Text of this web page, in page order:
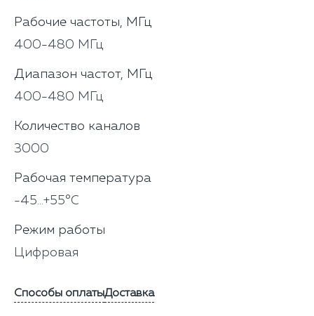
Рабочие частоты, МГц
400-480 МГц
Диапазон частот, МГц
400-480 МГц
Количество каналов
3000
Рабочая температура
-45...+55°C
Режим работы
Цифровая
Способы оплатыДоставка